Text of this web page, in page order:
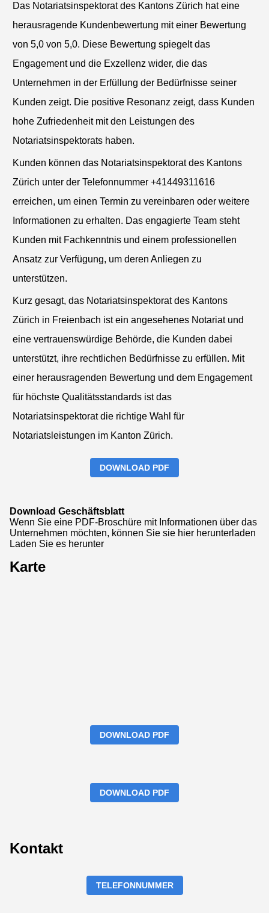
Das Notariatsinspektorat des Kantons Zürich hat eine
herausragende Kundenbewertung mit einer Bewertung
von 5,0 von 5,0. Diese Bewertung spiegelt das
Engagement und die Exzellenz wider, die das
Unternehmen in der Erfüllung der Bedürfnisse seiner
Kunden zeigt. Die positive Resonanz zeigt, dass Kunden
hohe Zufriedenheit mit den Leistungen des
Notariatsinspektorats haben.
Kunden können das Notariatsinspektorat des Kantons
Zürich unter der Telefonnummer +41449311616
erreichen, um einen Termin zu vereinbaren oder weitere
Informationen zu erhalten. Das engagierte Team steht
Kunden mit Fachkenntnis und einem professionellen
Ansatz zur Verfügung, um deren Anliegen zu
unterstützen.
Kurz gesagt, das Notariatsinspektorat des Kantons
Zürich in Freienbach ist ein angesehenes Notariat und
eine vertrauenswürdige Behörde, die Kunden dabei
unterstützt, ihre rechtlichen Bedürfnisse zu erfüllen. Mit
einer herausragenden Bewertung und dem Engagement
für höchste Qualitätsstandards ist das
Notariatsinspektorat die richtige Wahl für
Notariatsleistungen im Kanton Zürich.
DOWNLOAD PDF
Download Geschäftsblatt
Wenn Sie eine PDF-Broschüre mit Informationen über das
Unternehmen möchten, können Sie sie hier herunterladen
Laden Sie es herunter
Karte
DOWNLOAD PDF
DOWNLOAD PDF
Kontakt
TELEFONNUMMER